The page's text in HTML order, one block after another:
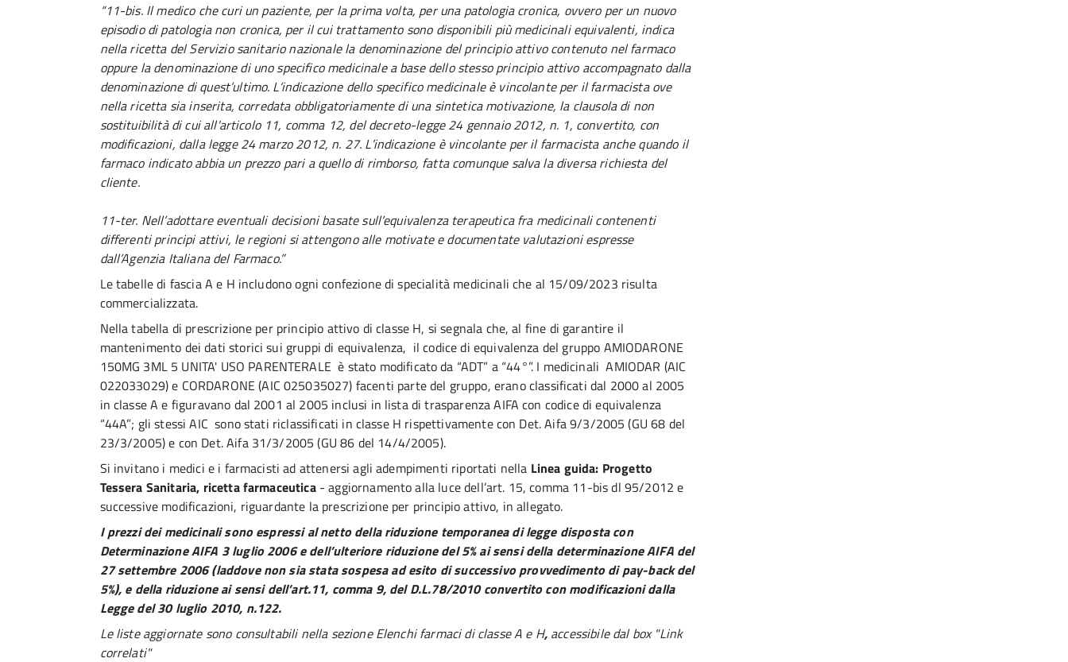
“11-bis. Il medico che curi un paziente, per la prima volta, per una patologia cronica, ovvero per un nuovo
episodio di patologia non cronica, per il cui trattamento sono disponibili più medicinali equivalenti, indica
nella ricetta del Servizio sanitario nazionale la denominazione del principio attivo contenuto nel farmaco
oppure la denominazione di uno specifico medicinale a base dello stesso principio attivo accompagnato dalla
denominazione di quest’ultimo. L’indicazione dello specifico medicinale è vincolante per il farmacista ove
nella ricetta sia inserita, corredata obbligatoriamente di una sintetica motivazione, la clausola di non
sostituibilità di cui all'articolo 11, comma 12, del decreto-legge 24 gennaio 2012, n. 1, convertito, con
modificazioni, dalla legge 24 marzo 2012, n. 27. L’indicazione è vincolante per il farmacista anche quando il
farmaco indicato abbia un prezzo pari a quello di rimborso, fatta comunque salva la diversa richiesta del
cliente.
11-ter. Nell’adottare eventuali decisioni basate sull’equivalenza terapeutica fra medicinali contenenti
differenti principi attivi, le regioni si attengono alle motivate e documentate valutazioni espresse
dall’Agenzia Italiana del Farmaco.”
Le tabelle di fascia A e H includono ogni confezione di specialità medicinali che al 15/09/2023 risulta
commercializzata.
Nella tabella di prescrizione per principio attivo di classe H, si segnala che, al fine di garantire il
mantenimento dei dati storici sui gruppi di equivalenza, il codice di equivalenza del gruppo AMIODARONE
150MG 3ML 5 UNITA' USO PARENTERALE è stato modificato da “ADT” a “44°”. I medicinali AMIODAR (AIC
022033029) e CORDARONE (AIC 025035027) facenti parte del gruppo, erano classificati dal 2000 al 2005
in classe A e figuravano dal 2001 al 2005 inclusi in lista di trasparenza AIFA con codice di equivalenza
“44A”; gli stessi AIC sono stati riclassificati in classe H rispettivamente con Det. Aifa 9/3/2005 (GU 68 del
23/3/2005) e con Det. Aifa 31/3/2005 (GU 86 del 14/4/2005).
Si invitano i medici e i farmacisti ad attenersi agli adempimenti riportati nella Linea guida: Progetto
Tessera Sanitaria, ricetta farmaceutica - aggiornamento alla luce dell’art. 15, comma 11-bis dl 95/2012 e
successive modificazioni, riguardante la prescrizione per principio attivo, in allegato.
I prezzi dei medicinali sono espressi al netto della riduzione temporanea di legge disposta con
Determinazione AIFA 3 luglio 2006 e dell’ulteriore riduzione del 5% ai sensi della determinazione AIFA del
27 settembre 2006 (laddove non sia stata sospesa ad esito di successivo provvedimento di pay-back del
5%), e della riduzione ai sensi dell’art.11, comma 9, del D.L.78/2010 convertito con modificazioni dalla
Legge del 30 luglio 2010, n.122.
Le liste aggiornate sono consultabili nella sezione Elenchi farmaci di classe A e H, accessibile dal box "Link
correlati"